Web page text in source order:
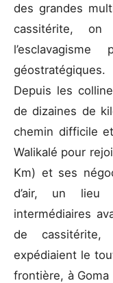
des grandes
cassitérite,
géostratégiques.
Depuis les
de dizaines de
chemin difficile
Walikalé pour
Km) et ses
d’air, un lieu
intermédiaires
de
expédiaient le
frontière, à